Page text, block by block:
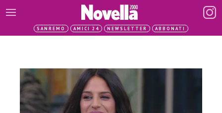
SANREMO AMICI 24 NEWSLETTER ABBONATI